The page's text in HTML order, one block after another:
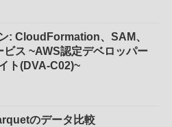
: CloudFormation、SAM、
ス ~AWS認定デベロッパー
ト(DVA-C02)~
のデータ比較